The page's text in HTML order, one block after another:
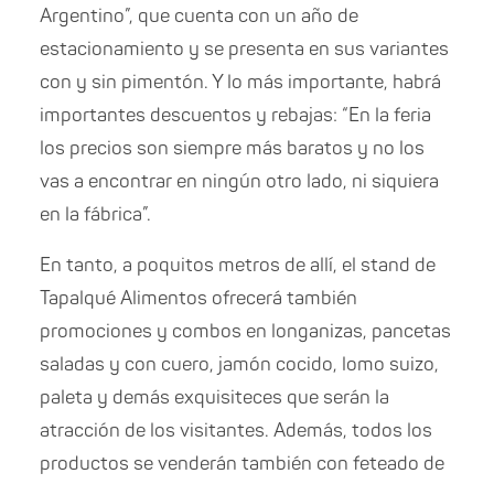
Argentino”, que cuenta con un año de
estacionamiento y se presenta en sus variantes
con y sin pimentón. Y lo más importante, habrá
importantes descuentos y rebajas: “En la feria
los precios son siempre más baratos y no los
vas a encontrar en ningún otro lado, ni siquiera
en la fábrica”.
En tanto, a poquitos metros de allí, el stand de
Tapalqué Alimentos ofrecerá también
promociones y combos en longanizas, pancetas
saladas y con cuero, jamón cocido, lomo suizo,
paleta y demás exquisiteces que serán la
atracción de los visitantes. Además, todos los
productos se venderán también con feteado de